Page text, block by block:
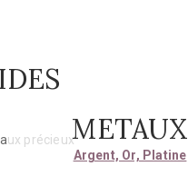
METAUX
Argent, Or, Platine